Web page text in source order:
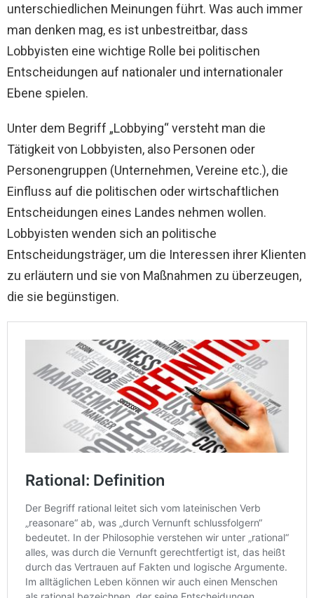
unterschiedlichen Meinungen führt. Was auch immer
man denken mag, es ist unbestreitbar, dass
Lobbyisten eine wichtige Rolle bei politischen
Entscheidungen auf nationaler und internationaler
Ebene spielen.
Unter dem Begriff „Lobbying“ versteht man die
Tätigkeit von Lobbyisten, also Personen oder
Personengruppen (Unternehmen, Vereine etc.), die
Einfluss auf die politischen oder wirtschaftlichen
Entscheidungen eines Landes nehmen wollen.
Lobbyisten wenden sich an politische
Entscheidungsträger, um die Interessen ihrer Klienten
zu erläutern und sie von Maßnahmen zu überzeugen,
die sie begünstigen.